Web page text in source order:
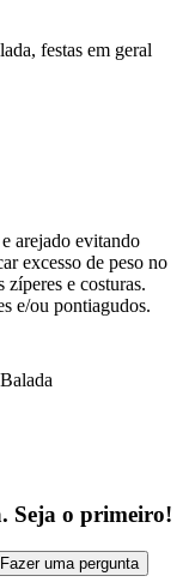
festas em geral
arejado evitando
excesso de peso no
e costuras.
e/ou pontiagudos.
Seja o primeiro!
Fazer uma pergunta